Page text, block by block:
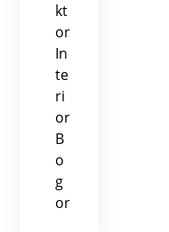
kt
or
In
te
ri
or
B
o
g
or